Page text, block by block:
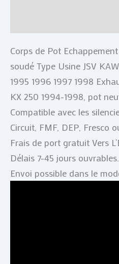
Corps de Pot
soudé Type Usine JSV
1995 1996 1997 1998
KX 250 1994-1998, pot
Compatible avec les
Circuit, FMF, DEP, Fresco
Frais de port gratuit Vers
Délais 7-45 jours ouvrables.
Envoi possible dans le